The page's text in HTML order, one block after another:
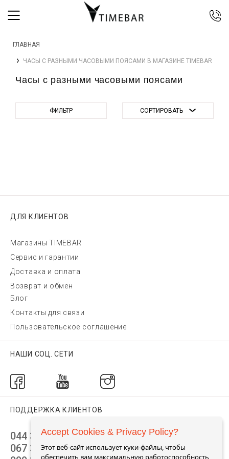
067 344 14 44 (viber)
0 800 305 805
ГЛАВНАЯ
ЧАСЫ С РАЗНЫМИ ЧАСОВЫМИ ПОЯСАМИ В МАГАЗИНЕ TIMEBAR
Часы с разными часовыми поясами
ФИЛЬТР СОРТИРОВАТЬ
ДЛЯ КЛИЕНТОВ
Магазины TIMEBAR
Сервис и гарантии
Доставка и оплата
Возврат и обмен
Блог
Контакты для связи
Пользовательское соглашение
НАШИ СОЦ. СЕТИ
ПОДДЕРЖКА КЛИЕНТОВ
044 392 44 45
067 344 14 44 (viber)
Accept Cookies & Privacy Policy?
Этот веб-сайт использует куки-файлы, чтобы
обеспечить вам максимальную работоспособность